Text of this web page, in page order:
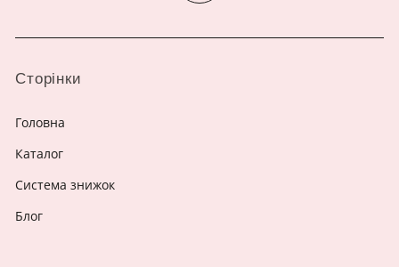
Сторінки
Головна
Каталог
Система знижок
Блог